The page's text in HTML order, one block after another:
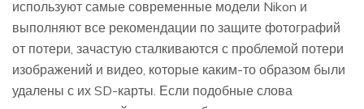
используют самые современные модели Nikon и
выполняют все рекомендации по защите фотографий
от потери, зачастую сталкиваются с проблемой потери
изображений и видео, которые каким-то образом были
удалены с их SD-карты. Если подобные слова